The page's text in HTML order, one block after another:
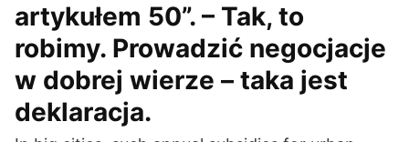
artykułem 50”. – Tak, to
robimy. Prowadzić negocjacje
w dobrej wierze – taka jest
deklaracja.